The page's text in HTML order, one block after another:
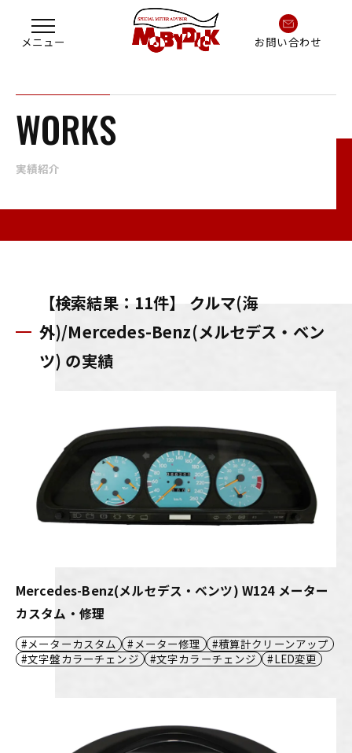
お問い合わせ
WORKS
実績紹介
【検索結果：11件】 クルマ(海
外)/Mercedes-Benz(メルセデス・ベン
ツ) の実績
Mercedes-Benz(メルセデス・ベンツ) W124 メーター
カスタム・修理
メーターカスタム メーター修理
積算計クリーンアップ
文字盤カラーチェンジ
文字カラーチェンジ LED変更